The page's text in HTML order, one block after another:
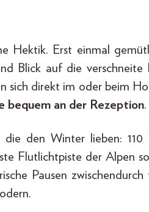
Hektik. Erst einmal
Blick auf die verschneite
sich direkt im oder beim
an der Rezeption.
den Winter lieben: 110
Flutlichtpiste der Alpen
Pausen zwischendurch